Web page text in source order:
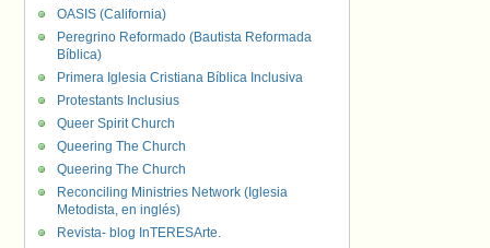
OASIS (California)
Peregrino Reformado (Bautista Reformada
Bíblica)
Primera Iglesia Cristiana Bíblica Inclusiva
Protestants Inclusius
Queer Spirit Church
Queering The Church
Queering The Church
Reconciling Ministries Network (Iglesia
Metodista, en inglés)
Revista- blog InTERESArte.